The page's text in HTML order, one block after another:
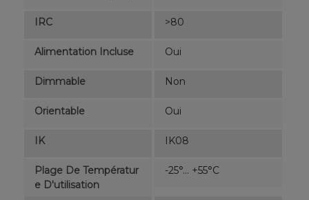
IRC >80
Alimentation Incluse Oui
Dimmable Non
Orientable Oui
IK IK08
Plage De Températur
E D'utilisation
-25°... +55°C